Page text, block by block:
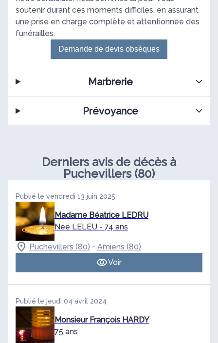
soutenir durant ces moments difficiles, en assurant
une prise en charge complète et attentionnée des
funérailles.
Demande de devis obsèques
Marbrerie
Prévoyance
Derniers avis de décès à
Puchevillers (80)
Publié le vendredi 13 juin 2025
Madame Béatrice LEDRU
Née LELEU - 74 ans
Puchevillers (80) - Amiens (80)
Voir
Publié le jeudi 04 avril 2024
Monsieur François HARDY
75 ans